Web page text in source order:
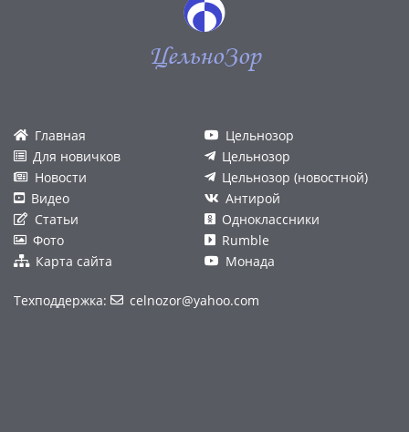
ЦельноЗор
Главная
Для новичков
Новости
Видео
Статьи
Фото
Карта сайта
Цельнозор
Цельнозор
Цельнозор (новостной)
Антирой
Одноклассники
Rumble
Монада
Техподдержка: celnozor@yahoo.com